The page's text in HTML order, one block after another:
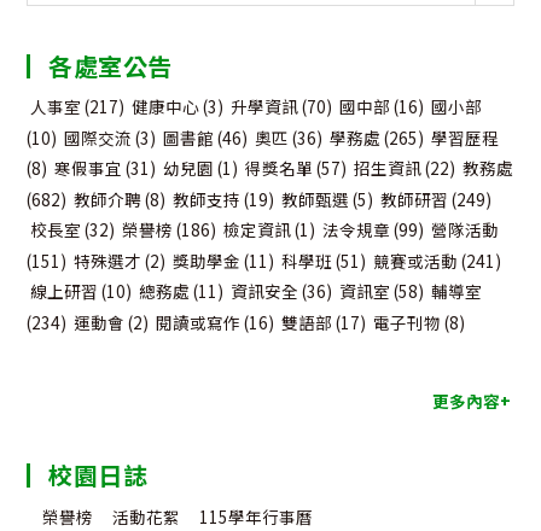
告
類
各處室公告
人事室 (217) 健康中心(3) 升學資訊(70) 國中部 (16) 國小部
(10) 國際交流 (3) 圖書館 (46) 奧匹 (36) 學務處 (265) 學習歷程
(8) 寒假事宜 (31) 幼兒園 (1) 得獎名單 (57) 招生資訊(22) 教務處
(682) 教師介聘(8) 教師支持 (19) 教師甄選 (5) 教師研習 (249)
校長室 (32) 榮譽榜 (186) 檢定資訊(1) 法令規章 (99) 營隊活動
(151) 特殊選才 (2) 獎助學金 (11) 科學班 (51) 競賽或活動 (241)
線上研習 (10) 總務處 (11) 資訊安全 (36) 資訊室 (58) 輔導室
(234) 運動會 (2) 閱讀或寫作 (16) 雙語部 (17) 電子刊物 (8)
更多內容+
校園日誌
榮譽榜 活動花絮 115學年行事曆